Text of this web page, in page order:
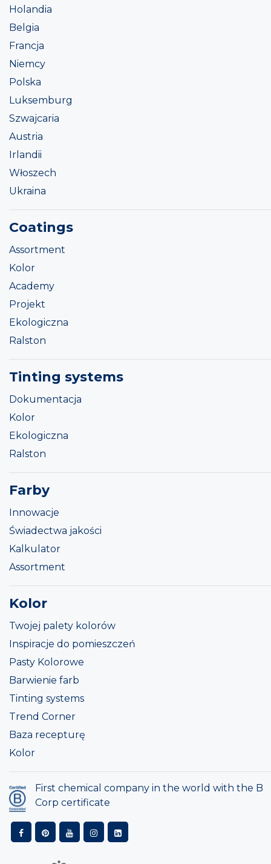
Holandia
Belgia
Francja
Niemcy
Polska
Luksemburg
Szwajcaria
Austria
Irlandii
Włoszech
Ukraina
Coatings
Assortment
Kolor
Academy
Projekt
Ekologiczna
Ralston
Tinting systems
Dokumentacja
Kolor
Ekologiczna
Ralston
Farby
Innowacje
Świadectwa jakości
Kalkulator
Assortment
Kolor
Twojej palety kolorów
Inspiracje do pomieszczeń
Pasty Kolorowe
Barwienie farb
Tinting systems
Trend Corner
Baza recepturę
Kolor
First chemical company in the world with the B
Corp certificate